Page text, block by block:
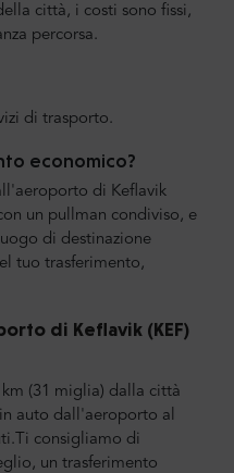
città, i costi sono fissi,
percorsa.
di trasporto.
economico?
di Keflavik
un pullman condiviso, e
di destinazione
tuo trasferimento,
di Keflavik (KEF)
(31 miglia) dalla città
auto dall'aeroporto al
consigliamo di
un trasferimento